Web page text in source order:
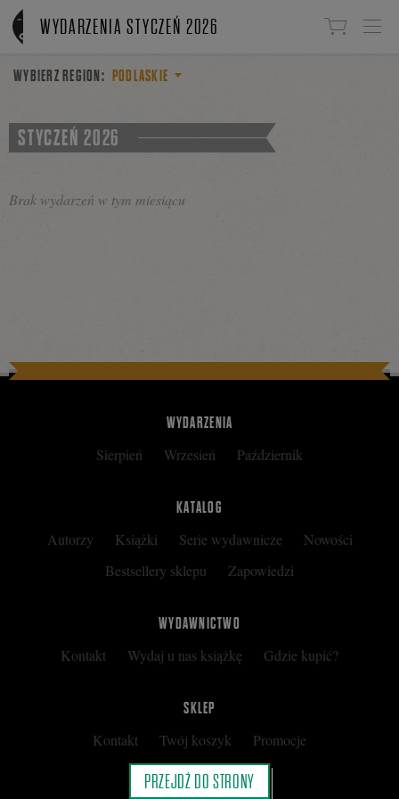
Linki do przejścia
WYDARZENIA STYCZEŃ 2026
WYBIERZ REGION: PODLASKIE
STYCZEŃ 2026
Brak wydarzeń w tym miesiącu
WYDARZENIA
Sierpień Wrzesień Październik
KATALOG
Autorzy Książki Serie wydawnicze
Nowości
Bestsellery sklepu
Zapowiedzi
WYDAWNICTWO
Kontakt Wydaj u nas książkę Gdzie kupić?
SKLEP
Kontakt Twój koszyk
Promocje
Kup kartę podarunkową
Nota prawna
PRZEJDŹ DO STRONY